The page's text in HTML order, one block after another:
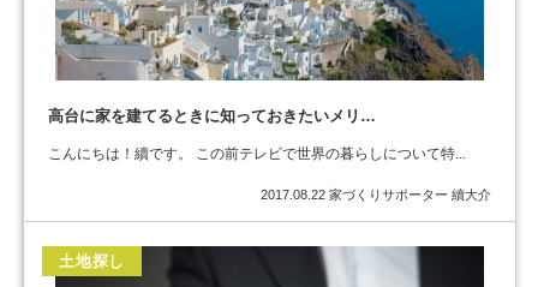
高台に家を建てるときに知っておきたいメリ…
こんにちは！續です。 この前テレビで世界の暮らしについて特...
2017.08.22 家づくりサポーター 續大介
土地探し